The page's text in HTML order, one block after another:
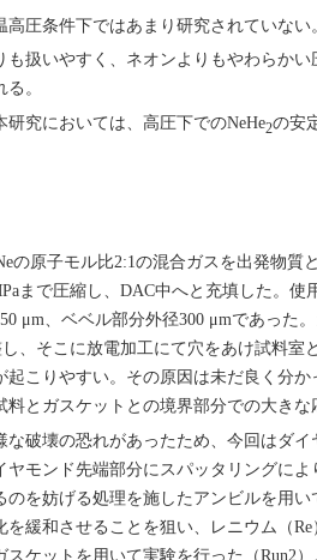
高圧条件下ではあまり研究されていな
も扱いやすく、ネオンよりもやわらか
。
究においては、高圧下でのNeHe2の安
の原子モル比2:1の混合ガスを出発物質
まで圧縮し、DAC中へと充填した。
μm、ベベル部分外径300 μmであった
、そこに放電加工にて穴をあけ試料室
起こりやすい。その原因は未だ良く分
料とガスケットとの境界部分での大き
な破壊の恐れがあったため、今回はダ
ヤモンド先端部分にスパッタリングに
のを妨げる処理を施したアンビルを用
を緩和させることを狙い、レニウム（
スケットを用いて実験を行った（Run2